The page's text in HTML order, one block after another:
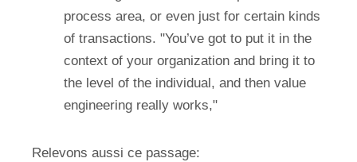
process area, or even just for certain kinds
of transactions. "You’ve got to put it in the
context of your organization and bring it to
the level of the individual, and then value
engineering really works,"
Relevons aussi ce passage: